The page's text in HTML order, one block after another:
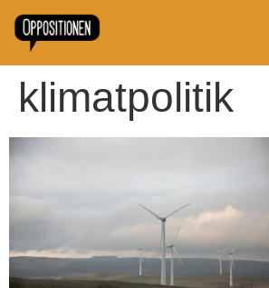
klimatpolitik